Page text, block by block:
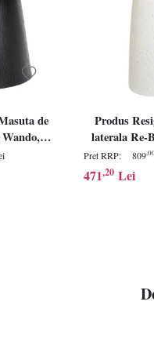
de
negru -
Produs
laterala Re-
oxid de
sticla,
pictata, alb
Pret RRP: 809
471,20 Lei